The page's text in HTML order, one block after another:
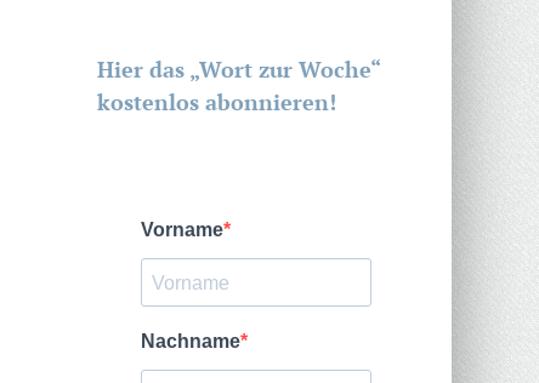
Hier das „Wort zur Woche“
kostenlos abonnieren!